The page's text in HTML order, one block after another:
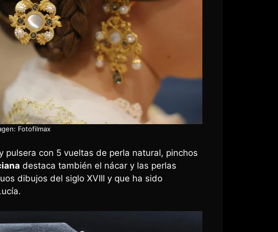
Fotofilmax
pulsera con 5 vueltas de perla natural, pinchos
destaca también el nácar y las perlas
dibujos del siglo XVIII y que ha sido